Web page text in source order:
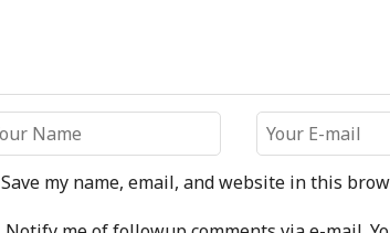
Save my name, email, and website in this